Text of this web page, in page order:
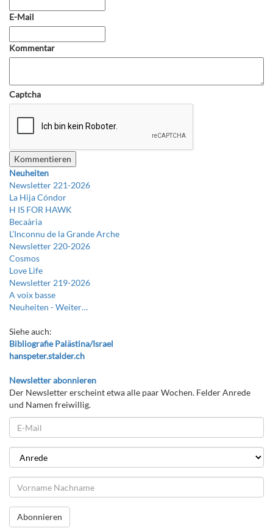
E-Mail
Kommentar
Captcha
Neuheiten
Newsletter 221-2026
La Hija Cóndor
H IS FOR HAWK
Becaària
L’Inconnu de la Grande Arche
Newsletter 220-2026
Cosmos
Love Life
Newsletter 219-2026
A voix basse
Neuheiten -Weiter…
Siehe auch:
Bibliografie Palästina/Israel
hanspeter.stalder.ch
Newsletter abonnieren
Der Newsletter erscheint etwa alle paar Wochen. Felder Anrede
und Namen freiwillig.
Abonnieren